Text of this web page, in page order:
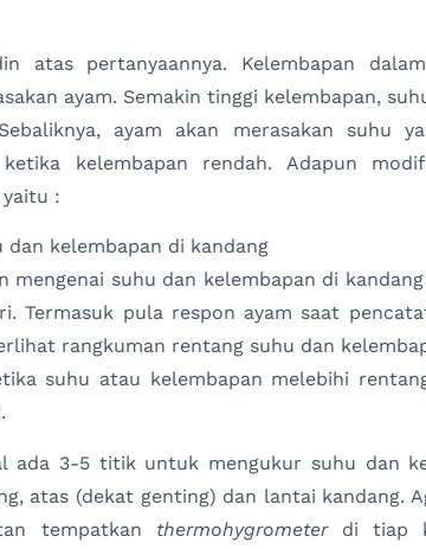
atas pertanyaannya. Kelembapan
ayam. Semakin tinggi kelembapan,
ayam akan merasakan suhu
kelembapan rendah. Adapun
yaitu :
dan kelembapan di kandang
mengenai suhu dan kelembapan di
Termasuk pula respon ayam saat
rangkuman rentang suhu dan
suhu atau kelembapan melebihi
ada 3-5 titik untuk mengukur suhu dan
atas (dekat genting) dan lantai kandang.
tempatkan thermohygrometerdi tiap